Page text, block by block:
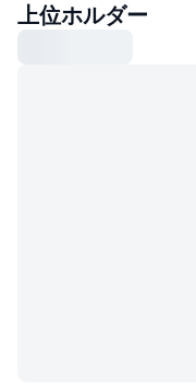
上位ホルダー